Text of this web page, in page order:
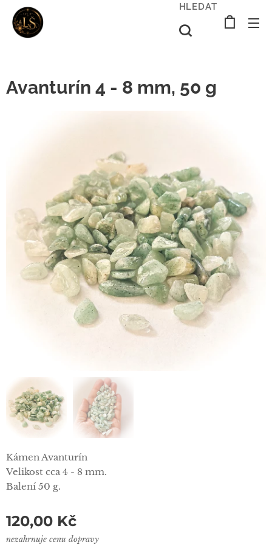
HLEDAT
Avanturín 4 - 8 mm, 50 g
Kámen Avanturín
Velikost cca 4 - 8 mm.
Balení 50 g.
120,00 Kč
nezahrnuje cenu dopravy